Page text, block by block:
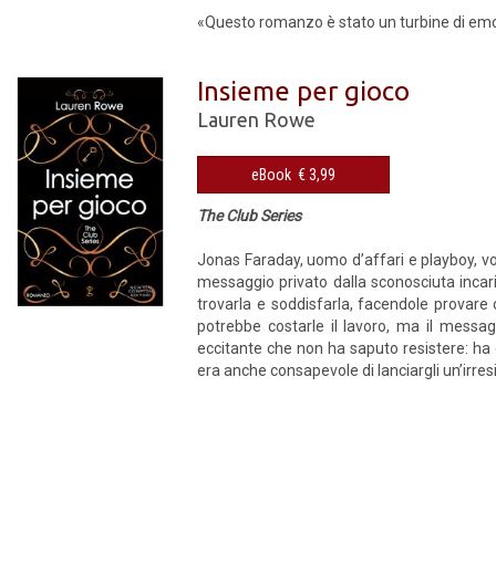
«Questo romanzo è stato un turbine di
Insieme per gioco
Lauren Rowe
eBook € 3,99
The Club Series
Jonas Faraday, uomo d’affari e playboy,
messaggio privato dalla sconosciuta
trovarla e soddisfarla, facendole
potrebbe costarle il lavoro, ma il
eccitante che non ha saputo resistere:
era anche consapevole di lanciargli